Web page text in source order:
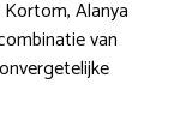
Alanya
van